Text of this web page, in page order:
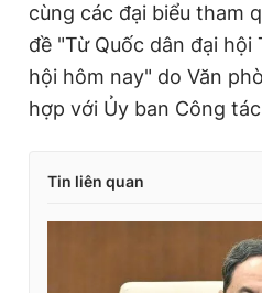
cùng các đại biểu tham
đề "Từ Quốc dân đại hội
hội hôm nay" do Văn
hợp với Ủy ban Công
Tin liên quan